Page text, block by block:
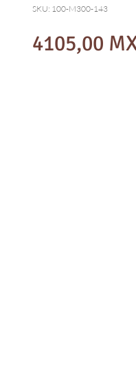
SKU: 100-M300-143
4105,00